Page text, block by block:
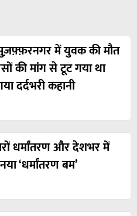
में युवक की मौत
की मांग से टूट गया था
दर्दभरी कहानी
धर्मांतरण और देशभर में
‘धर्मांतरण बम’